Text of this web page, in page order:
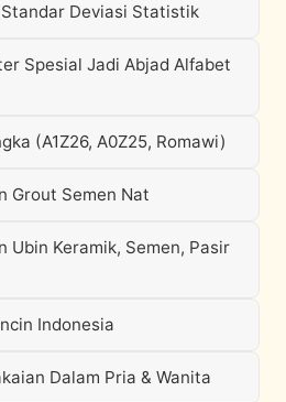
Deviasi Statistik
Spesial Jadi Abjad Alfabet
(A1Z26, A0Z25, Romawi)
Grout Semen Nat
Ubin Keramik, Semen, Pasir
Indonesia
Dalam Pria & Wanita